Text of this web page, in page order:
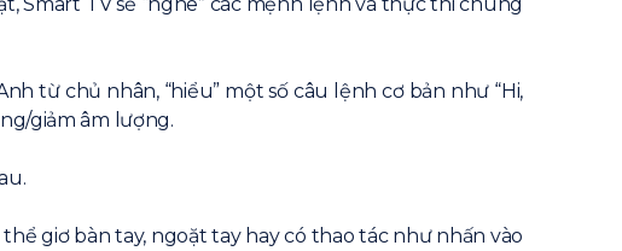
từ chủ nhân, “hiểu” một số câu lệnh cơ bản như “Hi,
giảm âm lượng.
giơ bàn tay, ngoặt tay hay có thao tác như nhấn vào